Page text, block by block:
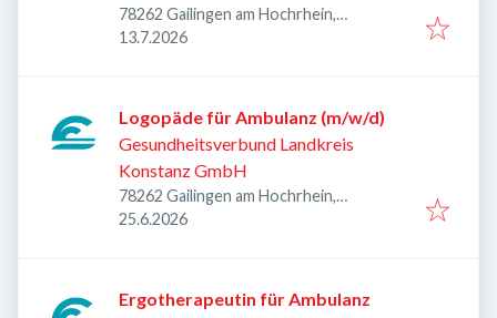
78262 Gailingen am Hochrhein,
Deutschland
Veröffentlicht
13.7.2026
Logopäde für Ambulanz (m/w/d)
Gesundheitsverbund Landkreis
Konstanz GmbH
78262 Gailingen am Hochrhein,
Deutschland
Veröffentlicht
25.6.2026
Ergotherapeutin für Ambulanz